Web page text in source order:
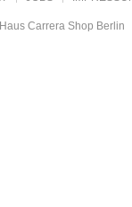
Carrera Shop Berlin